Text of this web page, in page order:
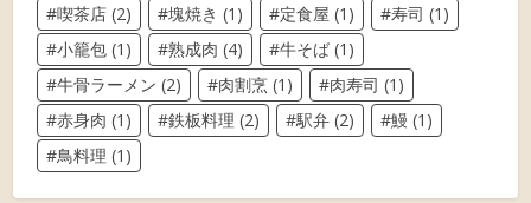
喫茶店 (2) 塊焼き (1) 定食屋 (1) 寿司 (1)
小籠包 (1) 熟成肉 (4) 牛そば (1)
牛骨ラーメン (2) 肉割烹 (1) 肉寿司 (1)
赤身肉 (1) 鉄板料理 (2) 駅弁 (2) 鰻 (1)
鳥料理 (1)